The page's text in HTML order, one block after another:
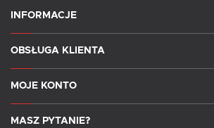
INFORMACJE
OBSŁUGA KLIENTA
MOJE KONTO
MASZ PYTANIE?